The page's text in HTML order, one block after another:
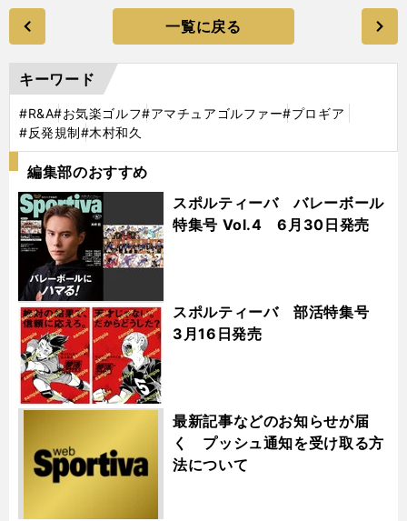
一覧に戻る
キーワード
#R&A#お気楽ゴルフ#アマチュアゴルファー#プロギア
#反発規制#木村和久
編集部のおすすめ
スポルティーバ バレーボール
特集号 Vol.4 6月30日発売
スポルティーバ 部活特集号
3月16日発売
最新記事などのお知らせが届
く プッシュ通知を受け取る方
法について